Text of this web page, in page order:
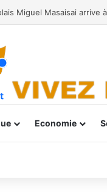
Economie